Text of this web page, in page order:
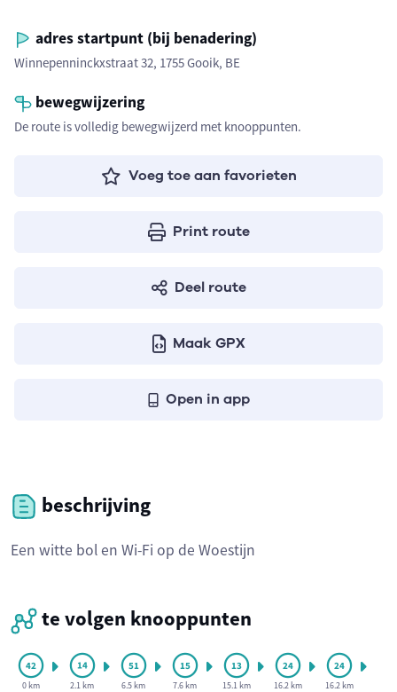
adres startpunt (bij benadering)
Winnepenninckxstraat 32, 1755 Gooik, BE
bewegwijzering
De route is volledig bewegwijzerd met knooppunten.
Voeg toe aan favorieten
Print route
Deel route
Maak GPX
Open in app
beschrijving
Een witte bol en Wi-Fi op de Woestijn
te volgen knooppunten
0 km 2.1 km 6.5 km 7.6 km 15.1 km 16.2 km 16.2 km